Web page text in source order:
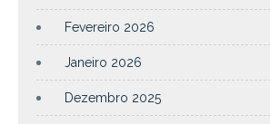
Fevereiro 2026
Janeiro 2026
Dezembro 2025